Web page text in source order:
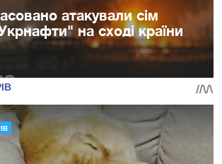
атакували сім
на сході країни